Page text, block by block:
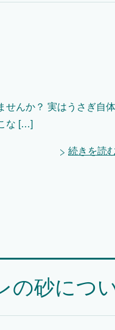
せんか？ 実はうさぎ自体
な […]
続きを読
の砂につ